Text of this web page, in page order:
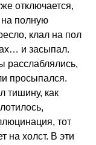
отключается,
полную
клал на пол
и засыпал.
расслаблялись,
просыпался.
тишину, как
тот
на холст. В эти